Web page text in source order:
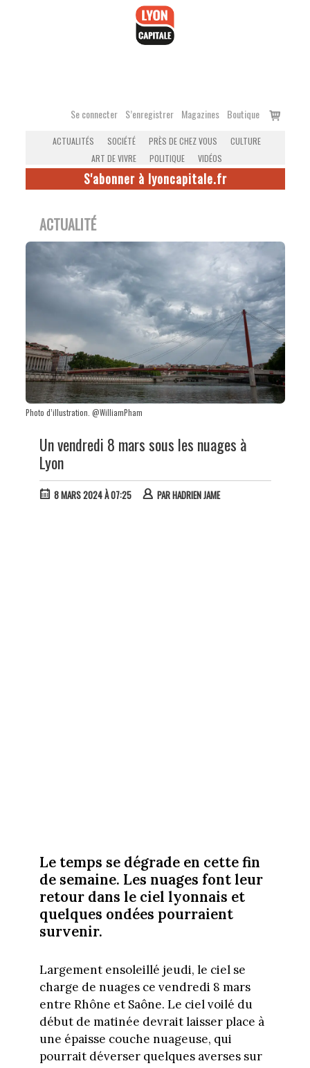
Se connecter S’enregistrer Magazines Boutique
Voir
ACTUALITÉS SOCIÉTÉ PRÈS DE CHEZ VOUS
CULTURE
ART DE VIVRE
POLITIQUE VIDÉOS
S'abonner à lyoncapitale.fr
ACTUALITÉ
Photo d’illustration. @WilliamPham
Un vendredi 8 mars sous les nuages à
Lyon
8 MARS 2024 À 07:25 PARHADRIEN JAME
Le temps se dégrade en cette fin
de semaine. Les nuages font leur
retour dans le ciel lyonnais et
quelques ondées pourraient
survenir.
Largement ensoleillé jeudi, le ciel se
charge de nuages ce vendredi 8 mars
entre Rhône et Saône. Le ciel voilé du
début de matinée devrait laisser place à
une épaisse couche nuageuse, qui
pourrait déverser quelques averses sur